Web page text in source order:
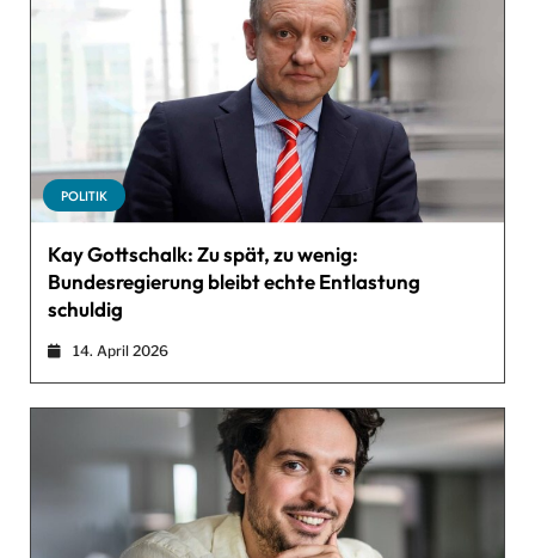
POLITIK
Kay Gottschalk: Zu spät, zu wenig:
Bundesregierung bleibt echte Entlastung
schuldig
14. April 2026